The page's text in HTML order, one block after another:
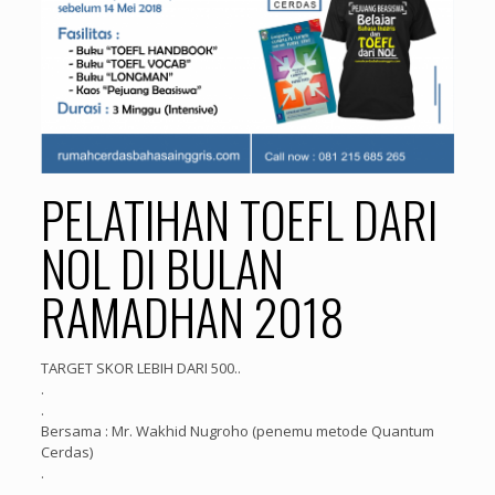
PELATIHAN TOEFL DARI
NOL DI BULAN
RAMADHAN 2018
TARGET SKOR LEBIH DARI 500..
.
.
Bersama : Mr. Wakhid Nugroho (penemu metode Quantum
Cerdas)
.